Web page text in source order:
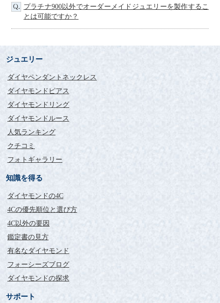
毎日つけています。
大阪府 SM様
シンプルな形が気に入って購入しました。
ダイヤも大きく見えて、とてもよかったです。
毎日つけています。
ありがとうございました！
プラチナ900以外でオーダーメイドジュエリーを製作するこ
とは可能ですか？
ジュエリー
ダイヤペンダントネックレス
ダイヤモンドピアス
ダイヤモンドリング
ダイヤモンドルース
人気ランキング
クチコミ
フォトギャラリー
知識を得る
ダイヤモンドの4C
4Cの優先順位と選び方
4C以外の要因
鑑定書の見方
有名なダイヤモンド
フォーシーズブログ
ダイヤモンドの探求
サポート